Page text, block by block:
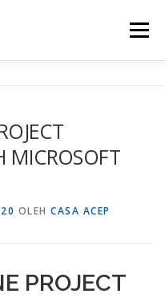
Menu
EVALUASI
MICROSOFT
OLEH CASA ACEP
PROJECT